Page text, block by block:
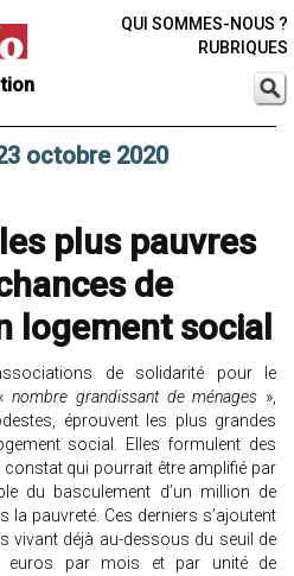
QUI SOMMES-NOUS ?
RUBRIQUES
octobre 2020
plus pauvres
de
logement social
de solidarité pour le
nombre grandissant de ménages »,
éprouvent les plus grandes
social. Elles formulent des
qui pourrait être amplifié par
du basculement d’un million de
la pauvreté. Ces derniers s’ajoutent
vivant déjà au-dessous du seuil de
euros par mois et par unité de